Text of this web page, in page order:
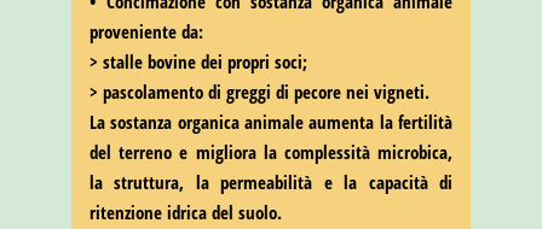
proveniente da:
> stalle bovine dei propri soci;
> pascolamento di greggi di pecore nei vigneti.
La sostanza organica animale aumenta la fertilità
del terreno e migliora la complessità microbica,
la struttura, la permeabilità e la capacità di
ritenzione idrica del suolo.